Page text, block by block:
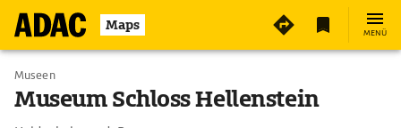
Maps MENÜ
Museen
Museum Schloss Hellenstein